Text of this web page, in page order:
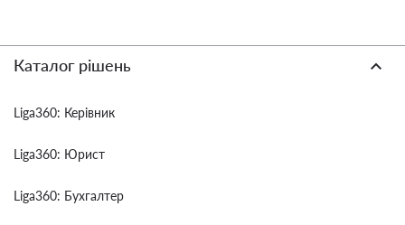
Каталог рішень
Liga360: Керівник
Liga360: Юрист
Liga360: Бухгалтер